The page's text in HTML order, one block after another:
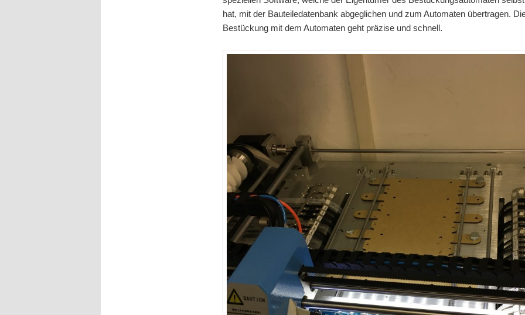
hat, mit der Bauteiledatenbank abgeglichen und zum Automaten übertragen.
Bestückung mit dem Automaten geht präzise und schnell.